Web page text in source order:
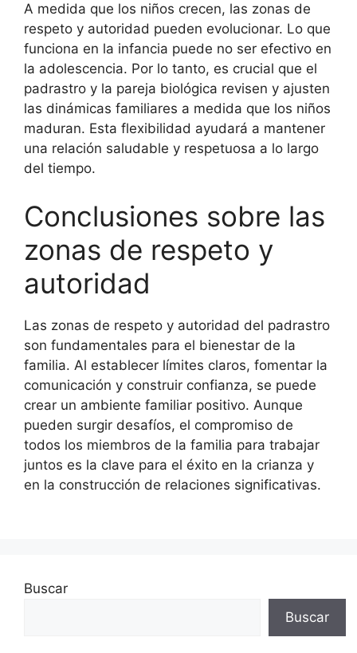
A medida que los niños crecen, las zonas de
respeto y autoridad pueden evolucionar. Lo que
funciona en la infancia puede no ser efectivo en
la adolescencia. Por lo tanto, es crucial que el
padrastro y la pareja biológica revisen y ajusten
las dinámicas familiares a medida que los niños
maduran. Esta flexibilidad ayudará a mantener
una relación saludable y respetuosa a lo largo
del tiempo.
Conclusiones sobre las
zonas de respeto y
autoridad
Las zonas de respeto y autoridad del padrastro
son fundamentales para el bienestar de la
familia. Al establecer límites claros, fomentar la
comunicación y construir confianza, se puede
crear un ambiente familiar positivo. Aunque
pueden surgir desafíos, el compromiso de
todos los miembros de la familia para trabajar
juntos es la clave para el éxito en la crianza y
en la construcción de relaciones significativas.
Buscar
Buscar